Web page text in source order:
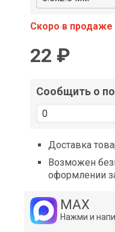
Скоро в продаже
22 ₽
Сообщить о
Доставка
Возможен
оформлении
MAX
Нажми и